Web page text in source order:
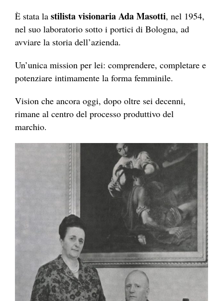
È stata la stilista visionaria Ada Masotti, nel 1954,
nel suo laboratorio sotto i portici di Bologna, ad
avviare la storia dell’azienda.
Un’unica mission per lei: comprendere, completare e
potenziare intimamente la forma femminile.
Vision che ancora oggi, dopo oltre sei decenni,
rimane al centro del processo produttivo del
marchio.